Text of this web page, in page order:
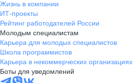
Жизнь в компании
ИТ-проекты
Рейтинг работодателей России
Молодым специалистам
Карьера для молодых специалистов
Школа программистов
Карьера в некоммерческих организациях
Боты для уведомлений